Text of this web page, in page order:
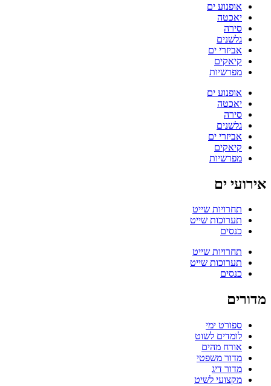
אופנוע ים
יאכטה
סירה
גלשנים
אביזרי ים
קיאקים
מפרשיות
אופנוע ים
יאכטה
סירה
גלשנים
אביזרי ים
קיאקים
מפרשיות
אירועי ים
תחרויות שייט
תערוכות שייט
כנסים
תחרויות שייט
תערוכות שייט
כנסים
מדורים
ספורט ימי
לומדים לשוט
אורח מהים
מדור משפטי
מדור דיג
מקצועי לשיט